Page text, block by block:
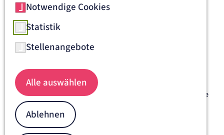
Navigationspfad
KLINIK VINCENTINUM AUGSBURG BEHANDLUNG
DIAGNOSTIK
Unsere diagnostischen
Verfahren in der Abteilung
Neurologie
Grundlage unserer therapeutischen Arbeit ist eine korrekte
Diagnose der Erkrankung. Mit Erstpatienten erfolgen
zunächst ein ausführliches Anamnesegespräch und eine
körperliche Untersuchung. Auf dieser Basis stellen wir eine
Verdachtsdiagnose, die wir mithilfe von speziellen,
Notwendige Cookies
Statistik
Stellenangebote
Alle auswählen
Ablehnen